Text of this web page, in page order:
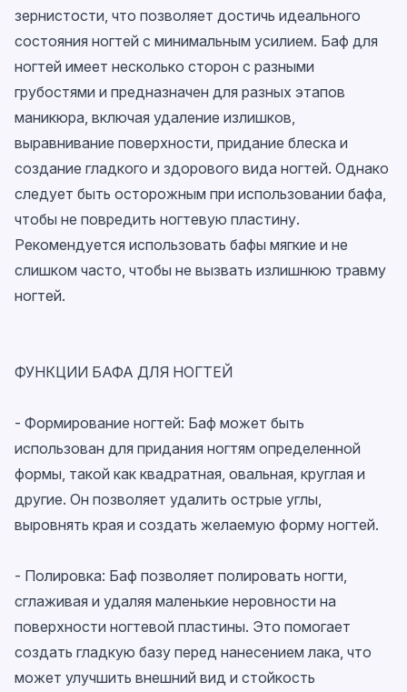
зернистости, что позволяет достичь идеального
состояния ногтей с минимальным усилием. Баф для
ногтей имеет несколько сторон с разными
грубостями и предназначен для разных этапов
маникюра, включая удаление излишков,
выравнивание поверхности, придание блеска и
создание гладкого и здорового вида ногтей. Однако
следует быть осторожным при использовании бафа,
чтобы не повредить ногтевую пластину.
Рекомендуется использовать бафы мягкие и не
слишком часто, чтобы не вызвать излишнюю травму
ногтей.
ФУНКЦИИ БАФА ДЛЯ НОГТЕЙ
- Формирование ногтей: Баф может быть
использован для придания ногтям определенной
формы, такой как квадратная, овальная, круглая и
другие. Он позволяет удалить острые углы,
выровнять края и создать желаемую форму ногтей.
- Полировка: Баф позволяет полировать ногти,
сглаживая и удаляя маленькие неровности на
поверхности ногтевой пластины. Это помогает
создать гладкую базу перед нанесением лака, что
может улучшить внешний вид и стойкость